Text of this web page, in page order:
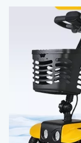
bieten, die dies